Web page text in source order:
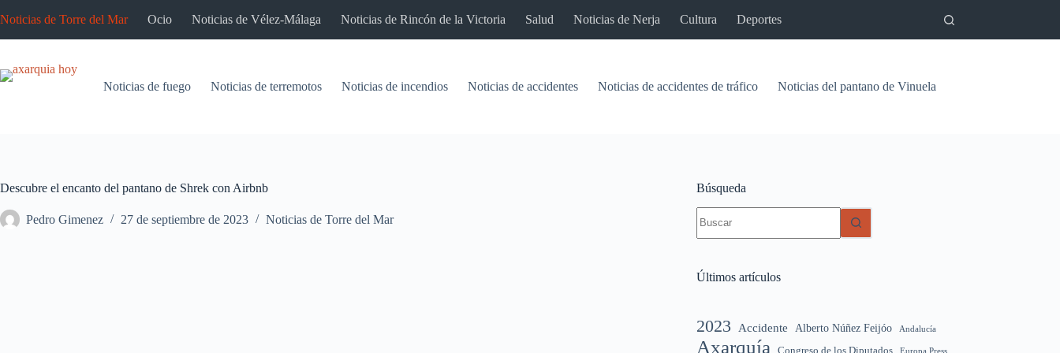
al
Noticias de Torre del Mar Ocio Noticias de Vélez-Málaga Noticias de Rincón de la Victoria Salud Noticias de Nerja Cultura Deportes
Noticias de fuego Noticias de terremotos Noticias de incendios Noticias de accidentes Noticias de accidentes de tráfico Noticias del pantano de Vinuela
Descubre el encanto del pantano de Shrek con Airbnb
Pedro Gimenez 27 de septiembre de 2023 Noticias de Torre del Mar
Búsqueda
resultados
Últimos artículos
2023 Accidente Alberto Núñez Feijóo Andalucía
Axarquía Congreso de los Diputados Europa Press